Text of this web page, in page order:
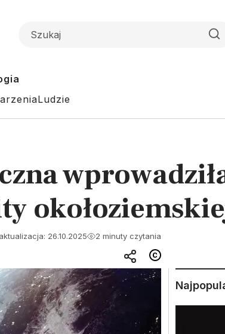
Ludzie
aktualizacja: 26.10.2025 2 minuty czytania